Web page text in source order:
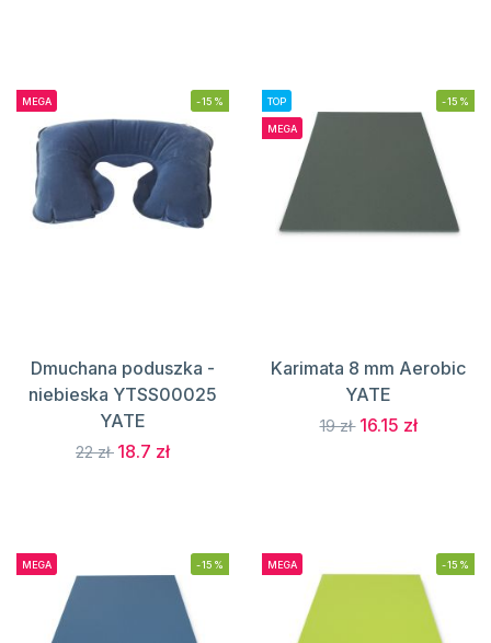
MEGA -15%
Dmuchana poduszka -
niebieska YTSS00025
YATE
22 zł 18.7 zł
TOP
MEGA
-15%
Karimata 8 mm Aerobic
YATE
19 zł 16.15 zł
MEGA -15% MEGA -15%